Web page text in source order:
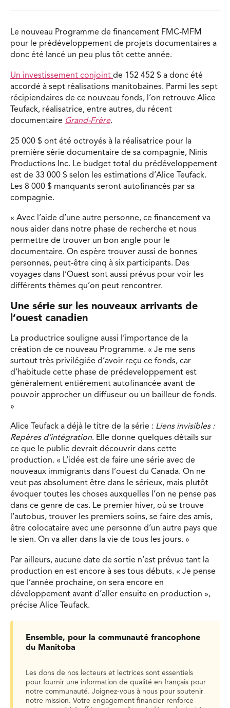
Le nouveau Programme de financement FMC-MFM
pour le prédéveloppement de projets documentaires a
donc été lancé un peu plus tôt cette année.
Un investissement conjoint de 152 452 $ a donc été
accordé à sept réalisations manitobaines. Parmi les sept
récipiendaires de ce nouveau fonds, l’on retrouve Alice
Teufack, réalisatrice, entre autres, du récent
documentaire Grand-Frère.
25 000 $ ont été octroyés à la réalisatrice pour la
première série documentaire de sa compagnie, Ninis
Productions Inc. Le budget total du prédéveloppement
est de 33 000 $ selon les estimations d’Alice Teufack.
Les 8 000 $ manquants seront autofinancés par sa
compagnie.
« Avec l’aide d’une autre personne, ce financement va
nous aider dans notre phase de recherche et nous
permettre de trouver un bon angle pour le
documentaire. On espère trouver aussi de bonnes
personnes, peut-être cinq à six participants. Des
voyages dans l’Ouest sont aussi prévus pour voir les
différents thèmes qu’on peut rencontrer.
Une série sur les nouveaux arrivants de
l’ouest canadien
La productrice souligne aussi l’importance de la
création de ce nouveau Programme. « Je me sens
surtout très privilégiée d’avoir reçu ce fonds, car
d’habitude cette phase de prédeveloppement est
généralement entièrement autofinancée avant de
pouvoir approcher un diffuseur ou un bailleur de fonds.
»
Alice Teufack a déjà le titre de la série : Liens invisibles :
Repères d’intégration. Elle donne quelques détails sur
ce que le public devrait découvrir dans cette
production. « L’idée est de faire une série avec de
nouveaux immigrants dans l’ouest du Canada. On ne
veut pas absolument être dans le sérieux, mais plutôt
évoquer toutes les choses auxquelles l’on ne pense pas
dans ce genre de cas. Le premier hiver, où se trouve
l’autobus, trouver les premiers soins, se faire des amis,
être colocataire avec une personne d’un autre pays que
le sien. On va aller dans la vie de tous les jours. »
Par ailleurs, aucune date de sortie n’est prévue tant la
production en est encore à ses tous débuts. « Je pense
que l’année prochaine, on sera encore en
développement avant d’aller ensuite en production »,
précise Alice Teufack.
Ensemble, pour la communauté francophone
du Manitoba
Les dons de nos lecteurs et lectrices sont essentiels
pour fournir une information de qualité en français pour
notre communauté. Joignez-vous à nous pour soutenir
notre mission. Votre engagement financier renforce